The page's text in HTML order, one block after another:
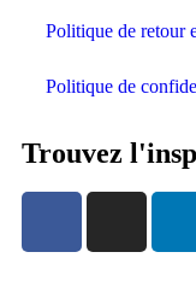
Politique de retour
Politique de
Trouvez